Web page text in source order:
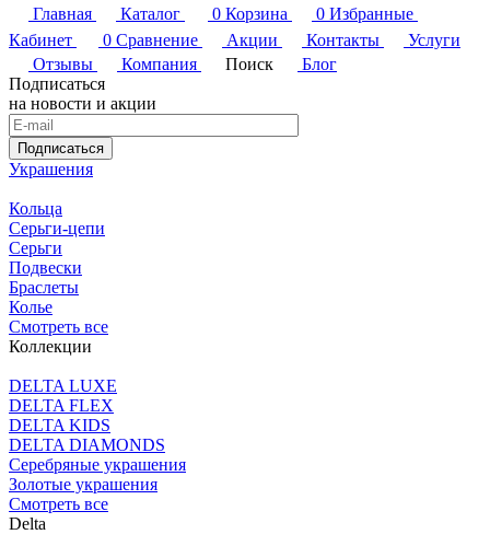
Главная
Каталог 0 Корзина 0 Избранные
Кабинет
0 Сравнение Акции Контакты
Услуги
Отзывы
Компания Поиск
Блог
Подписаться
на новости и акции
Подписаться
Украшения
Кольца
Серьги-цепи
Серьги
Подвески
Браслеты
Колье
Смотреть все
Коллекции
DELTA LUXE
DELTA FLEX
DELTA KIDS
DELTA DIAMONDS
Серебряные украшения
Золотые украшения
Смотреть все
Delta